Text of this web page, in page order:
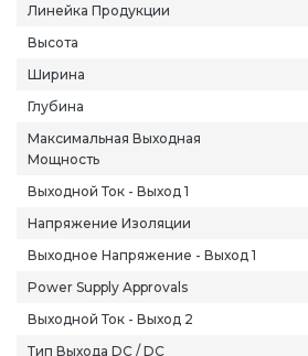
Линейка Продукции
Высота
Ширина
Глубина
Максимальная Выходная
Мощность
Выходной Ток - Выход 1
Напряжение Изоляции
Выходное Напряжение - Выход 1
Power Supply Approvals
Выходной Ток - Выход 2
Тип Выхода DC / DC